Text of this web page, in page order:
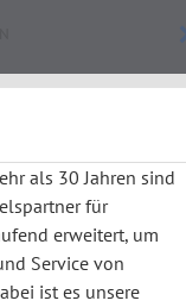
als 30 Jahren sind
für
erweitert, um
Service von
ist es unsere